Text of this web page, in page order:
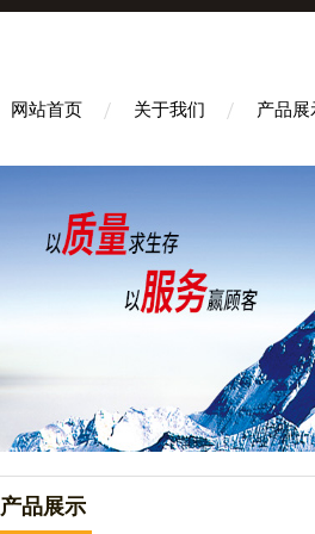
网站首页 关于我们 产品展
产品展示